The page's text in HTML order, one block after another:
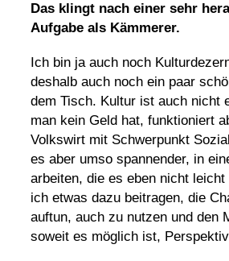
Das klingt nach einer sehr
Aufgabe als Kämmerer.
Ich bin ja auch noch
deshalb auch noch ein paar
dem Tisch. Kultur ist auch nicht
man kein Geld hat, funktioniert
Volkswirt mit Schwerpunkt
es aber umso spannender, in
arbeiten, die es eben nicht
ich etwas dazu beitragen, die
auftun, auch zu nutzen und den
soweit es möglich ist,